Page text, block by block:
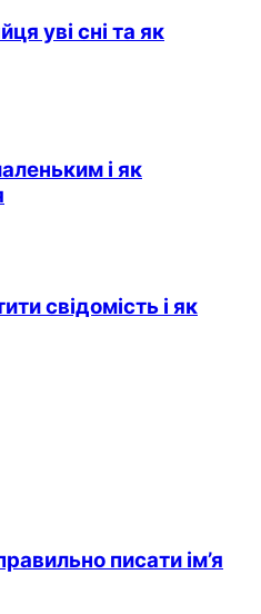
уві сні та як
і як
свідомість і як
писати ім’я